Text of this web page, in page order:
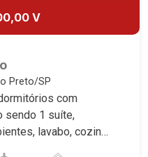
V
Preto/SP
com
sendo 1 suíte,
lavabo, cozinha